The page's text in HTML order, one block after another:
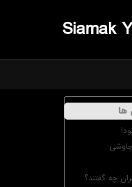
Siamak
ها
چه گفتند؟